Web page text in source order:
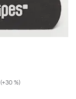
(+30 %)